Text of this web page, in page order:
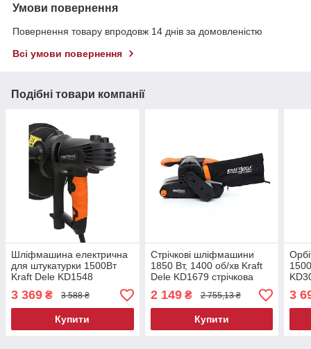
Умови повернення
Повернення товару впродовж 14 днів за домовленістю
Всі умови повернення
Подібні товари компанії
Шліфмашина електрична
для штукатурки 1500Вт
Kraft Dele KD1548
шліфувальний верстат
для гіпсу
3 369 ₴ 3 588 ₴
Купити
Стрічкові шліфмашини
1850 Вт, 1400 об/хв Kraft
Dele KD1679 стрічкова
шліфувальна машина
2 149₴ 2 755,13 ₴
Купити
3